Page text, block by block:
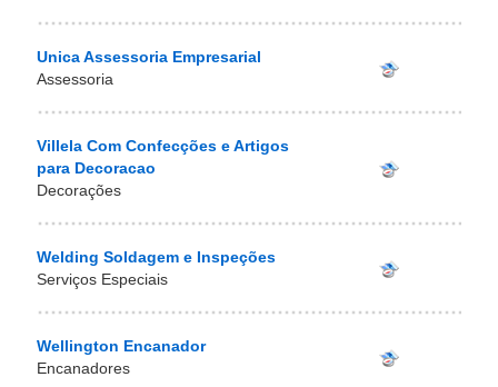
Unica Assessoria Empresarial
Assessoria
Villela Com Confecções e Artigos
para Decoracao
Decorações
Welding Soldagem e Inspeções
Serviços Especiais
Wellington Encanador
Encanadores